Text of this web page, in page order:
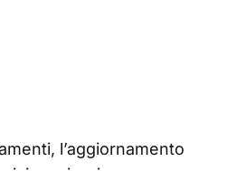
l’aggiornamento